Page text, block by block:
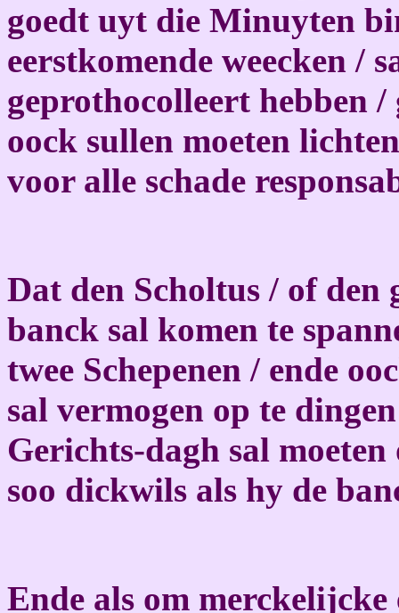
goedt uyt die Minuyten
eerstkomende weecken /
geprothocolleert hebben
oock sullen moeten
voor alle schade
Dat den Scholtus / of den
banck sal komen te
twee Schepenen / ende
sal vermogen op te
Gerichts-dagh sal
soo dickwils als hy de
Ende als om merckelijcke